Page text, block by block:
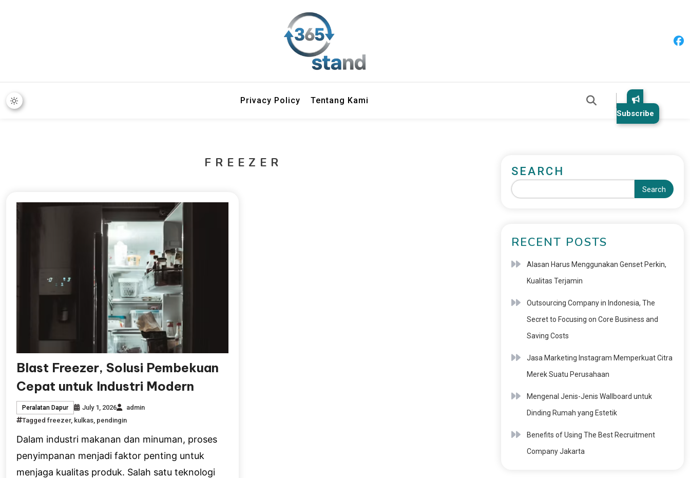
Privacy Policy Tentang Kami
Subscribe
FREEZER
Blast Freezer, Solusi Pembekuan
Cepat untuk Industri Modern
Peralatan Dapur July 1, 2026
admin
Taggedfreezer, kulkas pendingin
Dalam industri makanan dan minuman, proses
penyimpanan menjadi faktor penting untuk
menjaga kualitas produk. Salah satu teknologi
SEARCH
Search
RECENT POSTS
Alasan Harus Menggunakan Genset Perkin,
Kualitas Terjamin
Outsourcing Company in Indonesia, The
Secret to Focusing on Core Business and
Saving Costs
Jasa Marketing Instagram Memperkuat Citra
Merek Suatu Perusahaan
Mengenal Jenis-Jenis Wallboard untuk
Dinding Rumah yang Estetik
Benefits of Using The Best Recruitment
Company Jakarta